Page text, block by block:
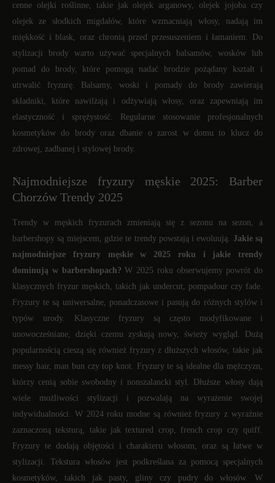
cenne olejki roślinne, takie jak olejek arganowy, olejek jojoba czy
olejek ze słodkich migdałów, które wzmacniają włosy, nadają im
miękkość i blask, oraz chronią przed przesuszeniem i łamaniem. Do
stylizacji brody warto używać specjalnych balsamów, wosków lub
pomad do brody, które pomogą nadać brodzie pożądany kształt i
utrwalić fryzurę. Balsamy, woski i pomady do brody zawierają
składniki, które nawilżają i odżywiają włosy, oraz zapewniają im
elastyczność i sprężystość. Regularne stosowanie profesjonalnych
kosmetyków do brody oraz dbanie o zarost w domu to klucz do
zdrowej, zadbanej i stylowej brody.
Najmodniejsze fryzury męskie 2025: Barber
Chorzów Trendy 2025
Trendy w męskich fryzurach zmieniają się z sezonu na sezon, a
barbershopy są miejscem, gdzie te trendy powstają i ewoluują. Jakie są
najmodniejsze fryzury męskie w 2025 roku i jakie trendy
dominują w barbershopach? W 2025 roku obserwujemy powrót do
klasycznych fryzur męskich, takich jak undercut, pompadour czy fade.
Fryzury te są uniwersalne, ponadczasowe i pasują do różnych stylów i
typów urody. Klasyczne fryzury są często modyfikowane i
unowocześniane, dzięki czemu zyskują nowy, świeży wygląd. Dużą
popularnością cieszą się również fryzury z dłuższych włosów, takie jak
messy hair, man bun czy top knot. Fryzury te są idealne dla mężczyzn,
którzy cenią sobie swobodny i nonszalancki styl. Dłuższe włosy dają
wiele możliwości stylizacji i pozwalają na wyrażenie swojej
indywidualności. W 2024 roku modne są również fryzury z wyraźnie
zaznaczoną teksturą, takie jak textured crop, french crop czy quiff.
Fryzury te dodają objętości i charakteru włosom, oraz są łatwe w
stylizacji. Tekstura włosów jest podkreślana za pomocą specjalnych
kosmetyków, takich jak pasty, gliny czy pudry do włosów. W